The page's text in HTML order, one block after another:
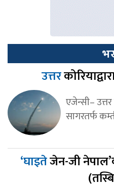
उत्तर
एजेन्सी–
सागरतर्फ
‘घाइतेजेन-जी